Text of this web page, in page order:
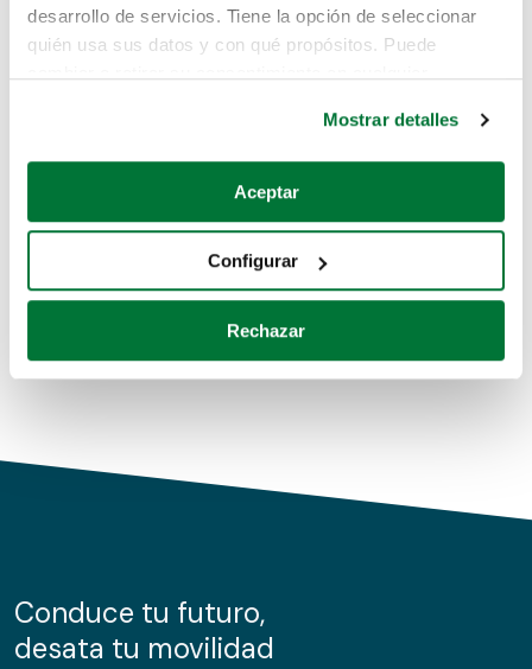
desarrollo de servicios. Tiene la opción de seleccionar
quién usa sus datos y con qué propósitos. Puede
Si lo permite, también quisiéramos:
Recopilar información sobre su ubicación geográfica
Identificar su dispositivo analizándolo activamente
para buscar características específicas (huellas
Obtenga más información sobre cómo se procesan sus
de cookies.
información sobre el uso que haga del sitio web con
nuestros partners de redes sociales, publicidad y análisis
Mostrar detalles
Aceptar
Configurar
Rechazar
Pero puedes encontrar el coche que estás
buscando en alguno de estos enlaces:
Coches de segunda mano
Coches de km0
Conduce tu futuro,
desata tu movilidad